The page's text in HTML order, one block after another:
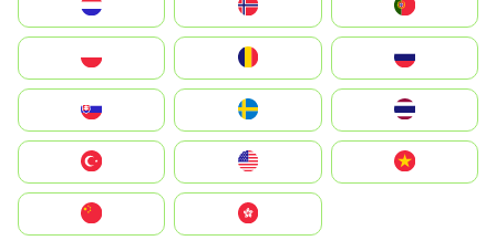
United States
中國香港特別行政區